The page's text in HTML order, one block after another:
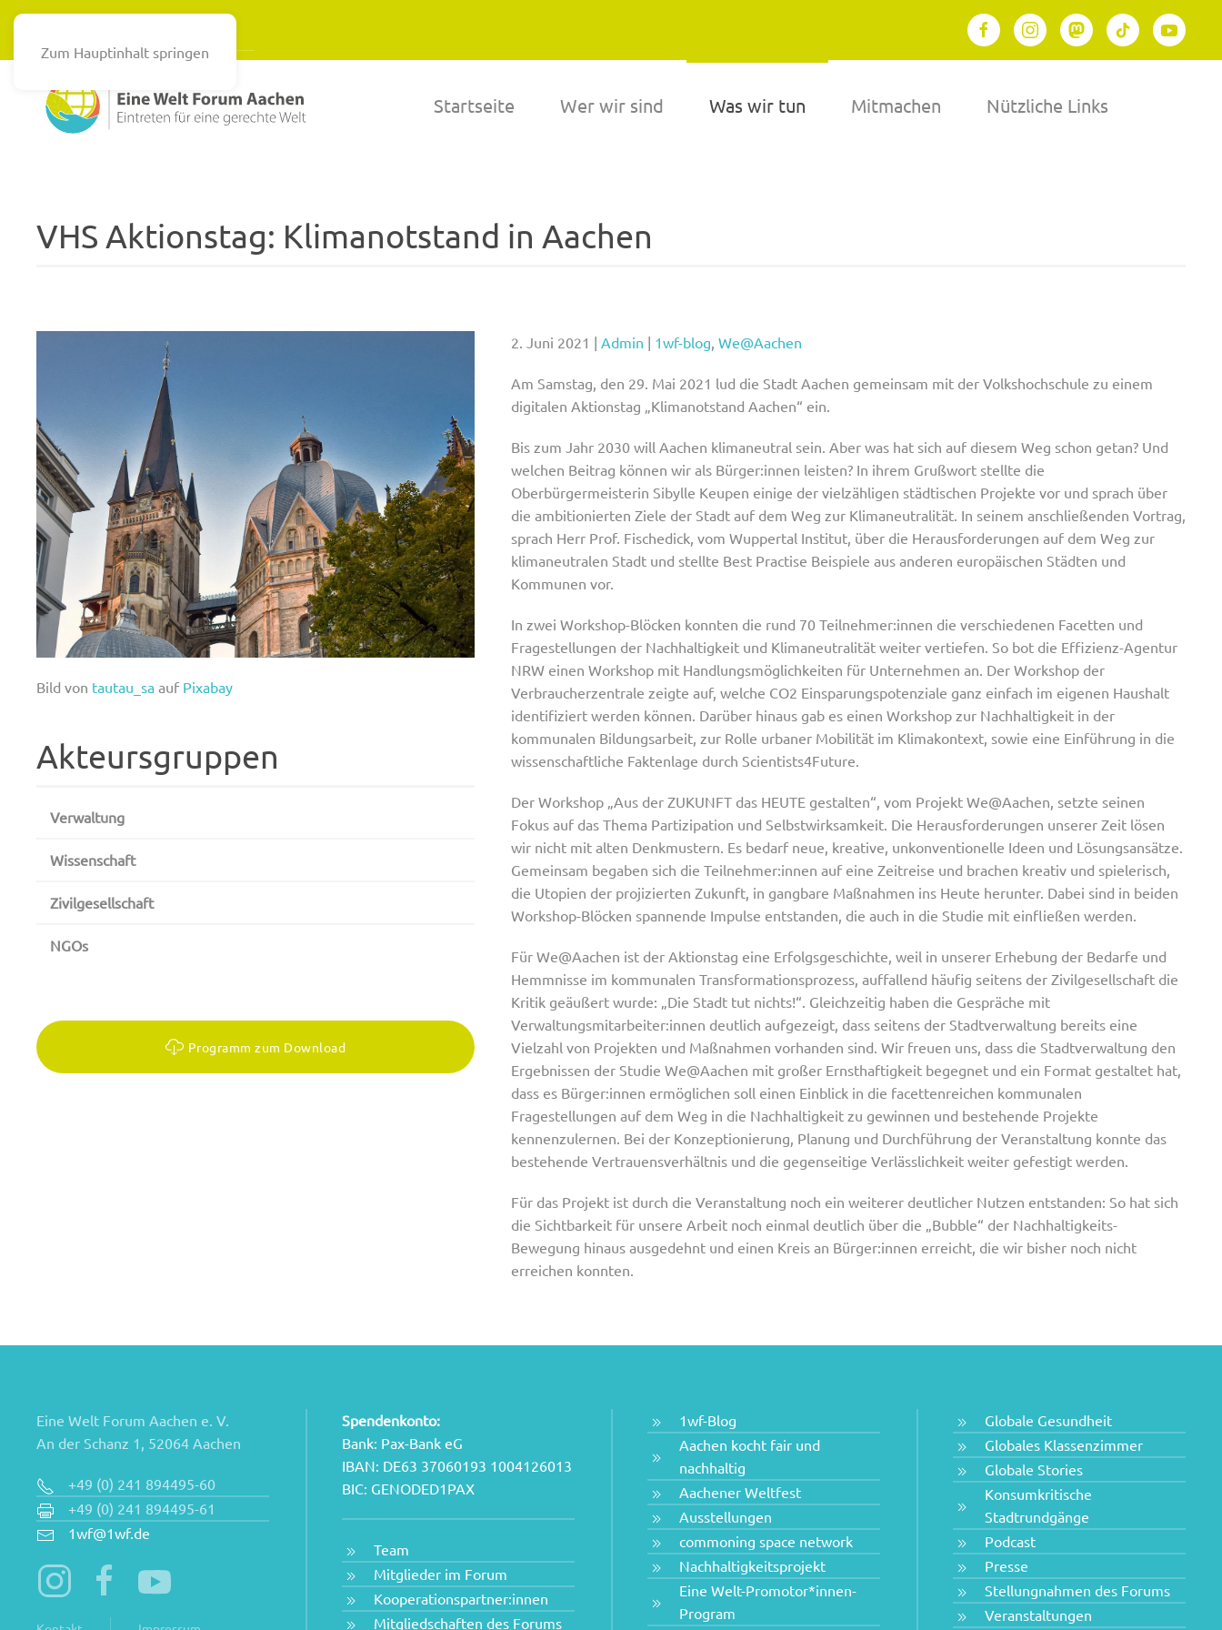
Zum Hauptinhalt springen
Startseite Wer wir sind Was wir tun Mitmachen Nützliche Links
VHS Aktionstag: Klimanotstand in Aachen
Bild von tautau_sa auf Pixabay
Akteursgruppen
Verwaltung
Wissenschaft
Zivilgesellschaft
NGOs
Programm zum Download
2. Juni 2021 | Admin | 1wf-blog, We@Aachen
Am Samstag, den 29. Mai 2021 lud die Stadt Aachen gemeinsam mit der Volkshochschule zu einem
digitalen Aktionstag „Klimanotstand Aachen“ ein.
Bis zum Jahr 2030 will Aachen klimaneutral sein. Aber was hat sich auf diesem Weg schon getan? Und
welchen Beitrag können wir als Bürger:innen leisten? In ihrem Grußwort stellte die
Oberbürgermeisterin Sibylle Keupen einige der vielzähligen städtischen Projekte vor und sprach über
die ambitionierten Ziele der Stadt auf dem Weg zur Klimaneutralität. In seinem anschließenden Vortrag,
sprach Herr Prof. Fischedick, vom Wuppertal Institut, über die Herausforderungen auf dem Weg zur
klimaneutralen Stadt und stellte Best Practise Beispiele aus anderen europäischen Städten und
Kommunen vor.
In zwei Workshop-Blöcken konnten die rund 70 Teilnehmer:innen die verschiedenen Facetten und
Fragestellungen der Nachhaltigkeit und Klimaneutralität weiter vertiefen. So bot die Effizienz-Agentur
NRW einen Workshop mit Handlungsmöglichkeiten für Unternehmen an. Der Workshop der
Verbraucherzentrale zeigte auf, welche CO2 Einsparungspotenziale ganz einfach im eigenen Haushalt
identifiziert werden können. Darüber hinaus gab es einen Workshop zur Nachhaltigkeit in der
kommunalen Bildungsarbeit, zur Rolle urbaner Mobilität im Klimakontext, sowie eine Einführung in die
wissenschaftliche Faktenlage durch Scientists4Future.
Der Workshop „Aus der ZUKUNFT das HEUTE gestalten“, vom Projekt We@Aachen, setzte seinen
Fokus auf das Thema Partizipation und Selbstwirksamkeit. Die Herausforderungen unserer Zeit lösen
wir nicht mit alten Denkmustern. Es bedarf neue, kreative, unkonventionelle Ideen und Lösungsansätze.
Gemeinsam begaben sich die Teilnehmer:innen auf eine Zeitreise und brachen kreativ und spielerisch,
die Utopien der projizierten Zukunft, in gangbare Maßnahmen ins Heute herunter. Dabei sind in beiden
Workshop-Blöcken spannende Impulse entstanden, die auch in die Studie mit einfließen werden.
Für We@Aachen ist der Aktionstag eine Erfolgsgeschichte, weil in unserer Erhebung der Bedarfe und
Hemmnisse im kommunalen Transformationsprozess, auffallend häufig seitens der Zivilgesellschaft die
Kritik geäußert wurde: „Die Stadt tut nichts!“. Gleichzeitig haben die Gespräche mit
Verwaltungsmitarbeiter:innen deutlich aufgezeigt, dass seitens der Stadtverwaltung bereits eine
Vielzahl von Projekten und Maßnahmen vorhanden sind. Wir freuen uns, dass die Stadtverwaltung den
Ergebnissen der Studie We@Aachen mit großer Ernsthaftigkeit begegnet und ein Format gestaltet hat,
dass es Bürger:innen ermöglichen soll einen Einblick in die facettenreichen kommunalen
Fragestellungen auf dem Weg in die Nachhaltigkeit zu gewinnen und bestehende Projekte
kennenzulernen. Bei der Konzeptionierung, Planung und Durchführung der Veranstaltung konnte das
bestehende Vertrauensverhältnis und die gegenseitige Verlässlichkeit weiter gefestigt werden.
Für das Projekt ist durch die Veranstaltung noch ein weiterer deutlicher Nutzen entstanden: So hat sich
die Sichtbarkeit für unsere Arbeit noch einmal deutlich über die „Bubble“ der Nachhaltigkeits-
Bewegung hinaus ausgedehnt und einen Kreis an Bürger:innen erreicht, die wir bisher noch nicht
erreichen konnten.
Eine Welt Forum Aachen e. V.
An der Schanz 1, 52064 Aachen
+49 (0) 241 894495-60
+49 (0) 241 894495-61
1wf@1wf.de
Spendenkonto:
Bank: Pax-Bank eG
IBAN: DE63 37060193 1004126013
BIC: GENODED1PAX
Team
Mitglieder im Forum
Kooperationspartner:innen
Mitgliedschaften des Forums
1wf-Blog
Aachen kocht fair und
nachhaltig
Aachener Weltfest
Ausstellungen
commoning space network
Nachhaltigkeitsprojekt
Eine Welt-Promotor*innen-
Program
Globale Gesundheit
Globales Klassenzimmer
Globale Stories
Konsumkritische
Stadtrundgänge
Podcast
Presse
Stellungnahmen des Forums
Veranstaltungen